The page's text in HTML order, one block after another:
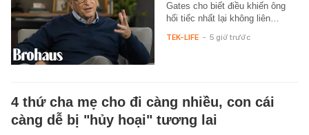
Gates cho biết điều khiến ông
hối tiếc nhất lại không liên…
TEK-LIFE - 5 giờ trước
4 thứ cha mẹ cho đi càng nhiều, con cái
càng dễ bị "hủy hoại" tương lai